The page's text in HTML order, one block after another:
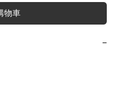
物車
−